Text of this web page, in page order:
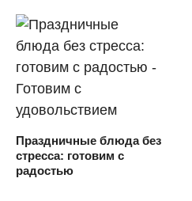
Праздничные блюда без
стресса: готовим с
радостью